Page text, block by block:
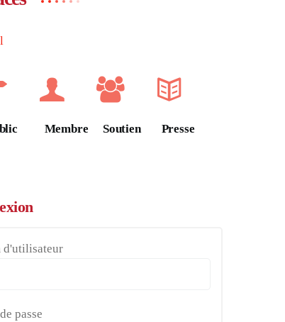
Membre Soutien Presse
d'utilisateur
passe